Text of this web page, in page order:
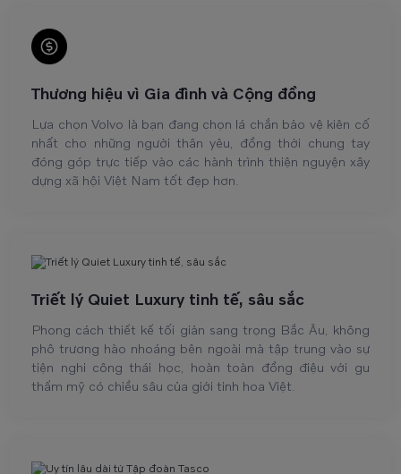
Thương hiệu vì Gia đình và Cộng đồng
Lựa chọn Volvo là bạn đang chọn lá chắn bảo vệ kiên cố
nhất cho những người thân yêu, đồng thời chung tay
đóng góp trực tiếp vào các hành trình thiện nguyện xây
dựng xã hội Việt Nam tốt đẹp hơn.
Triết lý Quiet Luxury tinh tế, sâu sắc
Phong cách thiết kế tối giản sang trọng Bắc Âu, không
phô trương hào nhoáng bên ngoài mà tập trung vào sự
tiện nghi công thái học, hoàn toàn đồng điệu với gu
thẩm mỹ có chiều sâu của giới tinh hoa Việt.